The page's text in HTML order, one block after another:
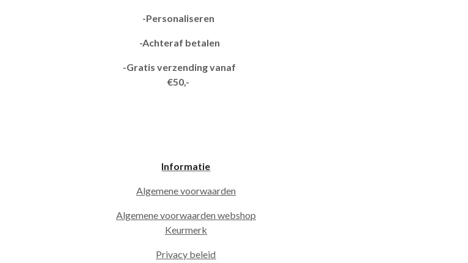
-Personaliseren
-Achteraf betalen
-Gratis verzending vanaf
€50,-
Informatie
Algemene voorwaarden
Algemene voorwaarden webshop
Keurmerk
Privacy beleid